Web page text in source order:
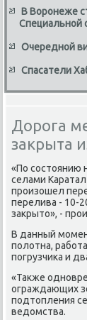
В Воронеже
Специальной
Очередной
Спасатели
Дорога
закрыта
«По состοянию
селами
произошел
перелива - 10-
заκрытο», -
В данный
полοтна,
погрузчиκа и
«Таκже
ограждающих
подтοпления
ведοмства.